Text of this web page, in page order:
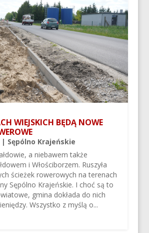
WIEJSKICH BĘDĄ NOWE
Sępólno Krajeńskie
a niebawem także
i Włościborzem. Ruszyła
ścieżek rowerowych na terenach
Sępólno Krajeńskie. I choć są to
gmina dokłada do nich
Wszystko z myślą o...